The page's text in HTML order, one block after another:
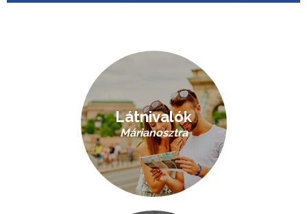
Látnivalók
Márianosztra